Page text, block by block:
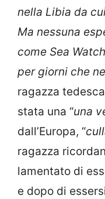
nella Libia da
Ma nessuna
come Sea
per giorni che
ragazza
stata una “una
dall’Europa, “
ragazza
lamentato di
e dopo di